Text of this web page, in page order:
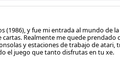
(1986), y fue mi entrada al mundo de
Realmente me quede
y estaciones de trabajo de
el juego que tanto disfrutas en tu xe.